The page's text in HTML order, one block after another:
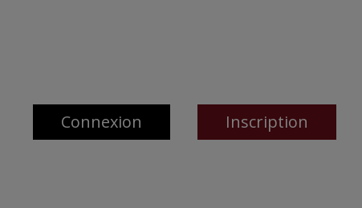
Connexion Inscription